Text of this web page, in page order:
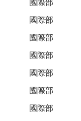
國際部
國際部
國際部
國際部
國際部
國際部